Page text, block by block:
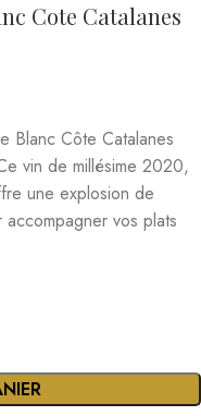
Cote Catalanes
Blanc Côte Catalanes
vin de millésime 2020,
une explosion de
vos plats